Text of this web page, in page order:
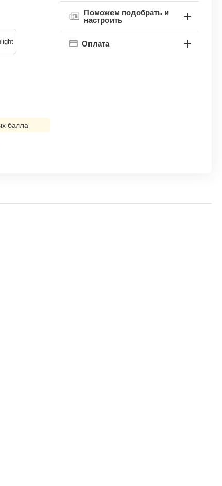
балла
Поможем подобрать и
настроить
Оплата